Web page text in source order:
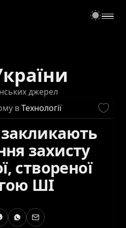
джерел
вТехнології
захисту
створеної
ШІ